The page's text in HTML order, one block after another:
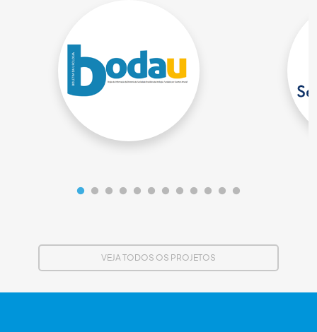
VEJA TODOS OS PROJETOS